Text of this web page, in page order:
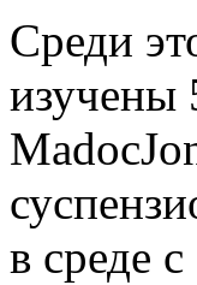
Среди
изучены
в среде